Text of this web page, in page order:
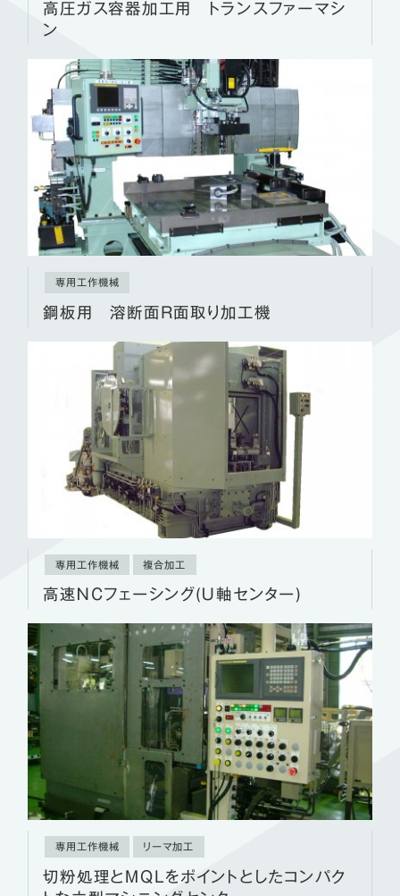
高圧ガス容器加工用 トランスファーマシ
ン
専用工作機械
鋼板用 溶断面Ｒ面取り加工機
専用工作機械 複合加工
高速ＮＣフェーシング(Ｕ軸センター)
専用工作機械 リーマ加工
切粉処理とMQLをポイントとしたコンパク